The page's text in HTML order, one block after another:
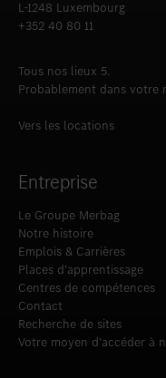
L-1248 Luxembourg
+352 40 80 11
Tous nos lieux 5.
Probablement dans votre
Vers les locations
Entreprise
Le Groupe Merbag
Notre histoire
Emplois & Carrières
Places d’apprentissage
Centres de compétences
Contact
Recherche de sites
Votre moyen d‘accéder à